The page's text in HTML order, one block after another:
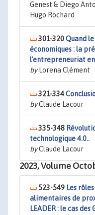
Genest & Diego
Hugo Rochard
301-320Quand
économiques : la
l'entrepreneuriat
byLorena Clément
321-334
byClaude Lacour
335-348
technologique 4.0..
byClaude Lacour
2023, Volume
523-549 Les
alimentaires de
LEADER : le cas des